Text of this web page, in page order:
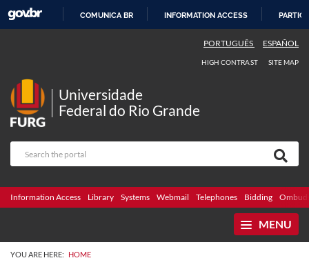
COMUNICA BR INFORMATION ACCESS
PORTUGUÊS ESPAÑOL
HIGH CONTRAST SITE MAP
Universidade
Federal do Rio Grande
Information Access Library Systems Webmail Telephones Bidding
MENU
YOU ARE HERE: HOME